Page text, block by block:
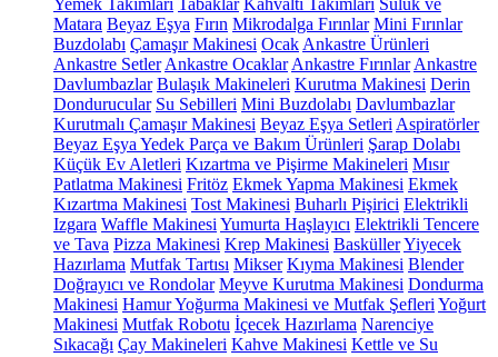
Yemek Takımları Tabaklar Kahvaltı Takımları Suluk ve
Matara Beyaz Eşya Fırın Mikrodalga Fırınlar Mini Fırınlar
Buzdolabı Çamaşır Makinesi Ocak Ankastre Ürünleri
Ankastre Setler Ankastre Ocaklar Ankastre Fırınlar Ankastre
Davlumbazlar Bulaşık Makineleri Kurutma Makinesi Derin
Dondurucular Su Sebilleri Mini Buzdolabı Davlumbazlar
Kurutmalı Çamaşır Makinesi Beyaz Eşya Setleri Aspiratörler
Beyaz Eşya Yedek Parça ve Bakım Ürünleri Şarap Dolabı
Küçük Ev Aletleri Kızartma ve Pişirme Makineleri Mısır
Patlatma Makinesi Fritöz Ekmek Yapma Makinesi Ekmek
Kızartma Makinesi Tost Makinesi Buharlı Pişirici Elektrikli
Izgara Waffle Makinesi Yumurta Haşlayıcı Elektrikli Tencere
ve Tava Pizza Makinesi Krep Makinesi BasküllerYiyecek
Hazırlama Mutfak Tartısı Mikser Kıyma Makinesi Blender
Doğrayıcı ve Rondolar Meyve Kurutma Makinesi Dondurma
Makinesi Hamur Yoğurma Makinesi ve Mutfak Şefleri Yoğurt
Makinesi Mutfak Robotu İçecek Hazırlama Narenciye
Sıkacağı Çay Makineleri Kahve Makinesi Kettle ve Su